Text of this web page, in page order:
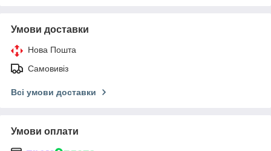
Умови доставки
Нова Пошта
Самовивіз
Всі умови доставки
Умови оплати